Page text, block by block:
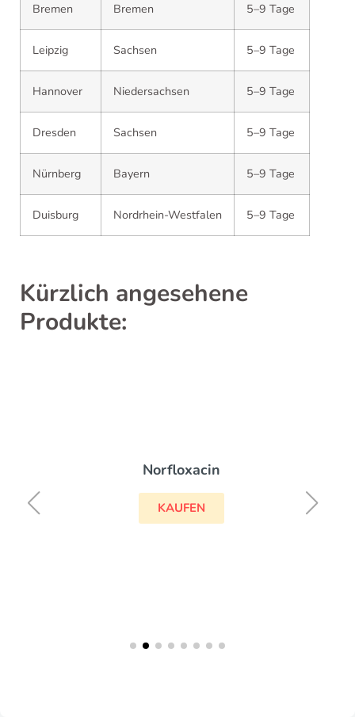
Bremen Bremen 5–9 Tage
Leipzig Sachsen 5–9 Tage
Hannover Niedersachsen 5–9 Tage
Dresden Sachsen 5–9 Tage
Nürnberg Bayern 5–9 Tage
Duisburg Nordrhein-Westfalen 5–9 Tage
Kürzlich angesehene
Produkte: